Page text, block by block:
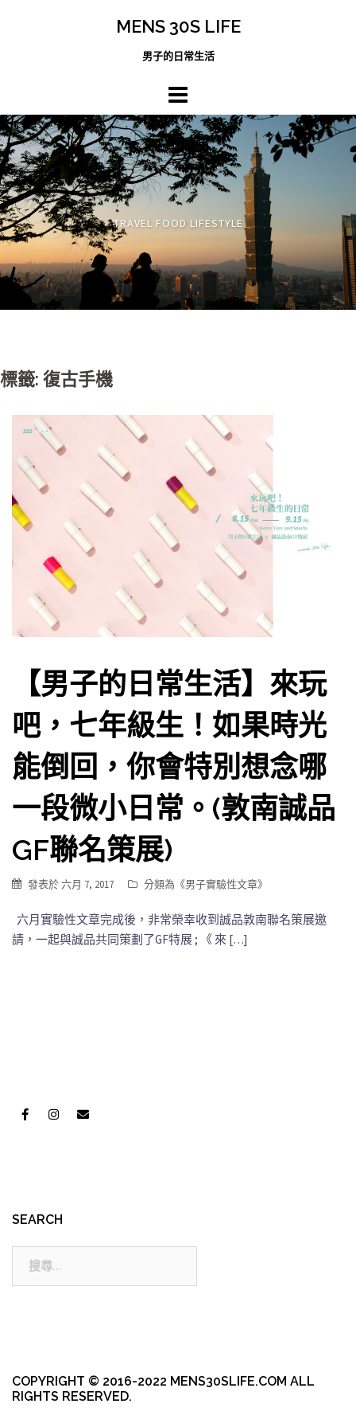
MENS 30S LIFE
男子的日常生活
TRAVEL FOOD LIFESTYLE
標籤: 復古手機
【男子的日常生活】來玩
吧，七年級生！如果時光
能倒回，你會特別想念哪
一段微小日常。(敦南誠品
GF聯名策展)
發表於六月 7, 2017 分類為《男子實驗性文章》
六月實驗性文章完成後，非常榮幸收到誠品敦南聯名策展邀
請，一起與誠品共同策劃了GF特展 ; 《 來 […]
SEARCH
COPYRIGHT © 2016-2022 MENS30SLIFE.COM ALL
RIGHTS RESERVED.